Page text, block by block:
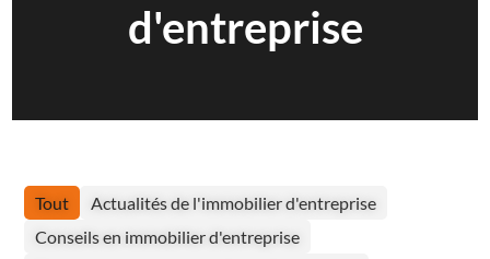
d'entreprise
Actualités de l'immobilier d'entreprise
Conseils en immobilier d'entreprise
Tout